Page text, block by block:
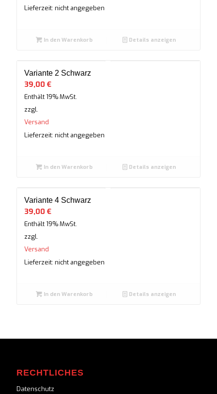
Lieferzeit: nicht angegeben
In den Warenkorb Details anzeigen
Variante 2 Schwarz
39,00 €
Enthält 19% MwSt.
zzgl.
Versand
Lieferzeit: nicht angegeben
In den Warenkorb Details anzeigen
Variante 4 Schwarz
39,00 €
Enthält 19% MwSt.
zzgl.
Versand
Lieferzeit: nicht angegeben
In den Warenkorb Details anzeigen
RECHTLICHES
Datenschutz